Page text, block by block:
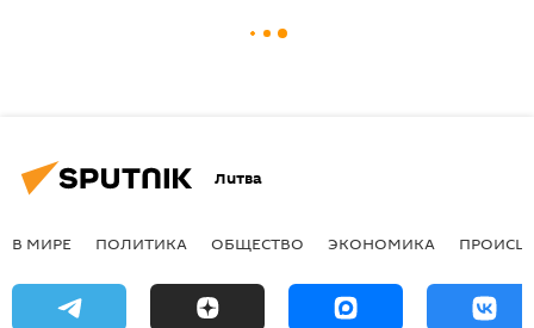
Литва
В МИРЕ ПОЛИТИКА ОБЩЕСТВО ЭКОНОМИКА